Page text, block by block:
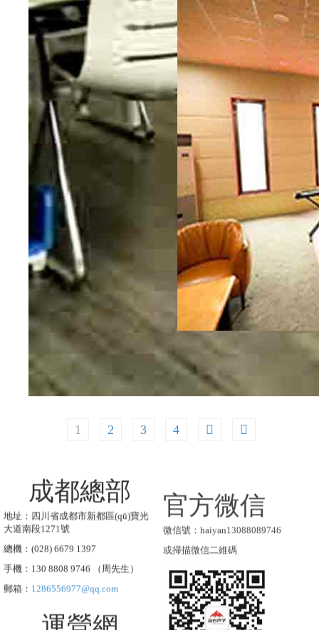
1 2 3 4
成都總部
地址：四川省成都市新都區(qū)寶光
大道南段1271號
總機：(028) 6679 1397
手機：130 8808 9746 （周先生）
郵箱： 1286556977@qq.com
官方微信
微信號：haiyan13088089746
或掃描微信二維碼